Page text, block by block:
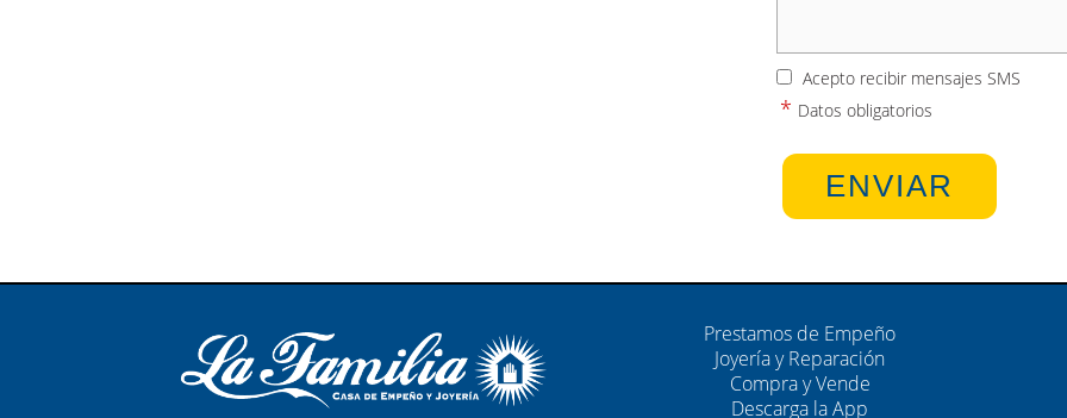
Acepto recibir mensajes SMS
* Datos obligatorios
Prestamos de Empeño
Joyería y Reparación
Compra y Vende
Descarga la App